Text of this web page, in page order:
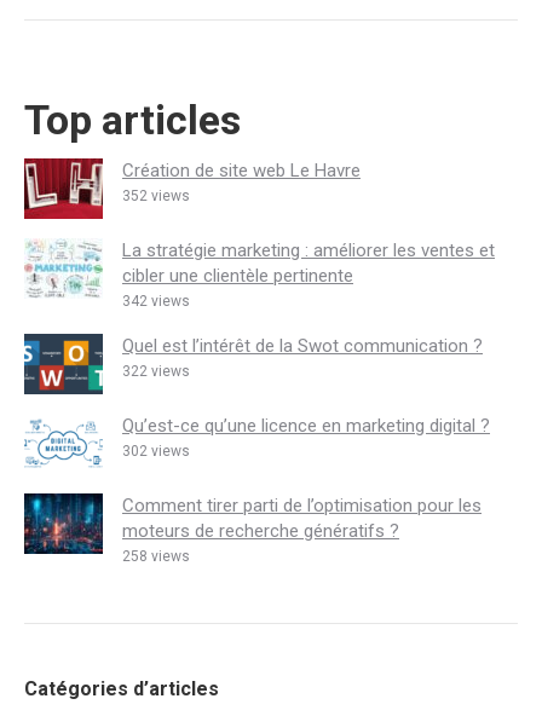
Top articles
Création de site web Le Havre
352 views
La stratégie marketing : améliorer les ventes et
cibler une clientèle pertinente
342 views
Quel est l’intérêt de la Swot communication ?
322 views
Qu’est-ce qu’une licence en marketing digital ?
302 views
Comment tirer parti de l’optimisation pour les
moteurs de recherche génératifs ?
258 views
Catégories d’articles